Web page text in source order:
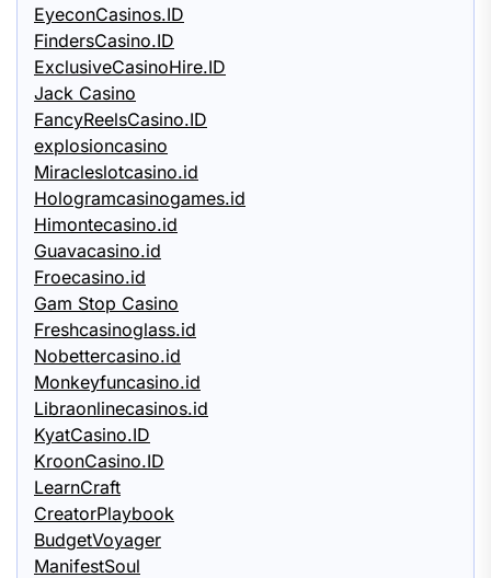
EyeconCasinos.ID
FindersCasino.ID
ExclusiveCasinoHire.ID
Jack Casino
FancyReelsCasino.ID
explosioncasino
Miracleslotcasino.id
Hologramcasinogames.id
Himontecasino.id
Guavacasino.id
Froecasino.id
Gam Stop Casino
Freshcasinoglass.id
Nobettercasino.id
Monkeyfuncasino.id
Libraonlinecasinos.id
KyatCasino.ID
KroonCasino.ID
LearnCraft
CreatorPlaybook
BudgetVoyager
ManifestSoul